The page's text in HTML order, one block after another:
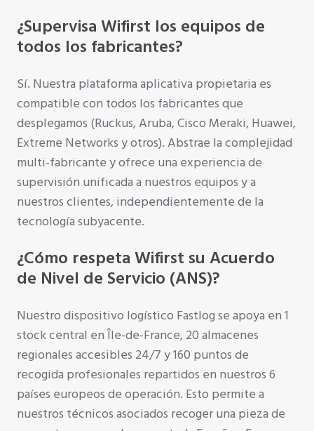
¿Supervisa Wifirst los equipos de
todos los fabricantes?
Sí. Nuestra plataforma aplicativa propietaria es
compatible con todos los fabricantes que
desplegamos (Ruckus, Aruba, Cisco Meraki, Huawei,
Extreme Networks y otros). Abstrae la complejidad
multi-fabricante y ofrece una experiencia de
supervisión unificada a nuestros equipos y a
nuestros clientes, independientemente de la
tecnología subyacente.
¿Cómo respeta Wifirst su Acuerdo
de Nivel de Servicio (ANS)?
Nuestro dispositivo logístico Fastlog se apoya en 1
stock central en Île-de-France, 20 almacenes
regionales accesibles 24/7 y 160 puntos de
recogida profesionales repartidos en nuestros 6
países europeos de operación. Esto permite a
nuestros técnicos asociados recoger una pieza de